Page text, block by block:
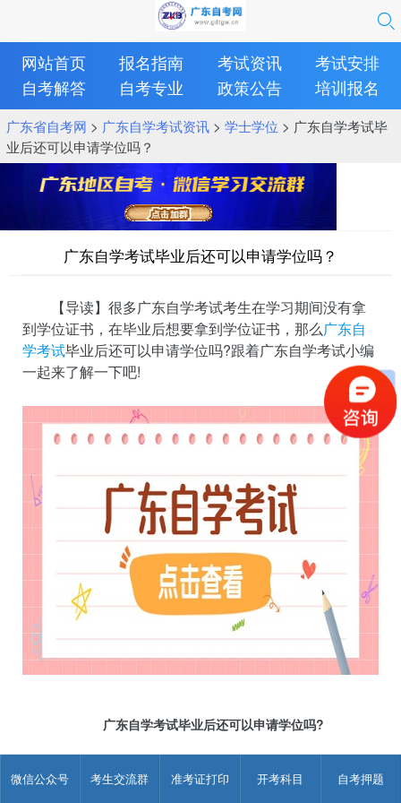
微信公众号 考生交流群 准考证打印 开考科目 自考押题
网站首页 报名指南 考试资讯
考试安排
自考解答
自考专业 政策公告 培训报名
广东省自考网 > 广东自学考试资讯> 学士学位 > 广东自学考试毕
业后还可以申请学位吗？
广东自学考试毕业后还可以申请学位吗？
【导读】很多广东自学考试考生在学习期间没有拿
到学位证书，在毕业后想要拿到学位证书，那么广东自
学考试毕业后还可以申请学位吗?跟着广东自学考试小编
一起来了解一下吧!
广东自学考试毕业后还可以申请学位吗?
自考办规定了，自考本科毕业生，要在拿到毕业证的头一年